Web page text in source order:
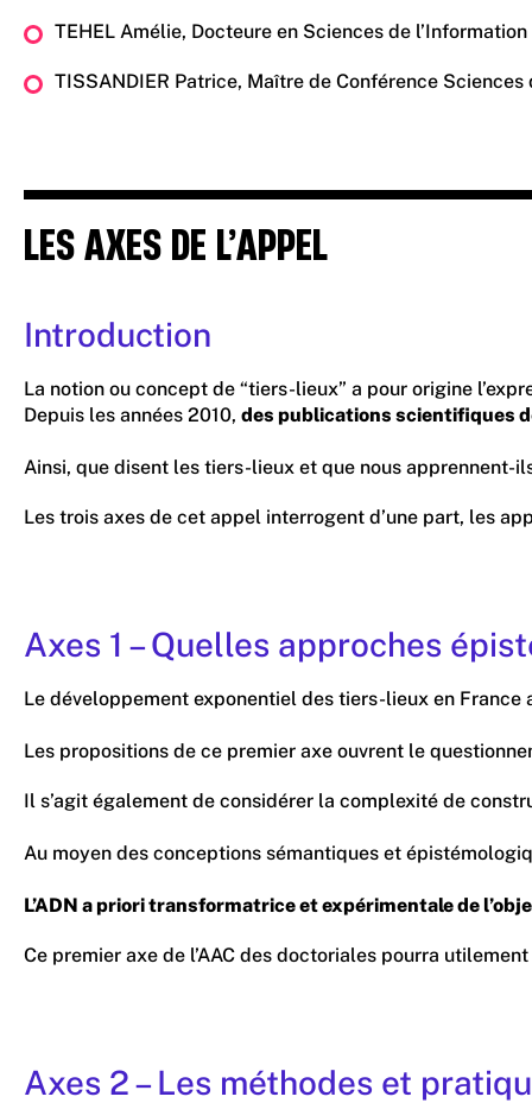
TEHEL Amélie, Docteure en Sciences de
TISSANDIER Patrice, Maître de Conférence
LES AXES DE L’APPEL
Introduction
La notion ou concept de “tiers-lieux” a pour origine
Depuis les années 2010, des publications scientifiques
Ainsi, que disent les tiers-lieux et que nous apprennent-
Les trois axes de cet appel interrogent d’une part, les
Axes 1 – Quelles approches
Le développement exponentiel des tiers-lieux en France
Les propositions de ce premier axe ouvrent le
Il s’agit également de considérer la complexité de
Au moyen des conceptions sémantiques et
L’ADN a priori transformatrice et expérimentale de
Ce premier axe de l’AAC des doctoriales pourra
Axes 2 – Les méthodes et